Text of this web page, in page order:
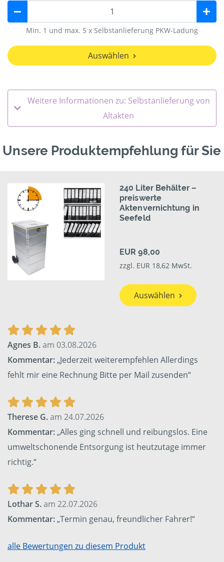
Min. 1 und max. 5 x Selbstanlieferung PKW-Ladung
Auswählen
Weitere Informationen zu: Selbstanlieferung von
Altakten
Unsere Produktempfehlung für Sie
240 Liter Behälter –
preiswerte
Aktenvernichtung in
Seefeld
EUR 98,00
zzgl. EUR 18,62 MwSt.
Auswählen
Agnes B.am 03.08.2026
Kommentar:„Jederzeit weiterempfehlen Allerdings
fehlt mir eine Rechnung Bitte per Mail zusenden“
Therese G.am 24.07.2026
Kommentar:„Alles ging schnell und reibungslos. Eine
umweltschonende Entsorgung ist heutzutage immer
richtig.“
Lothar S.am 22.07.2026
Kommentar:„Termin genau, freundlicher Fahrer!“
alle Bewertungen zu diesem Produkt